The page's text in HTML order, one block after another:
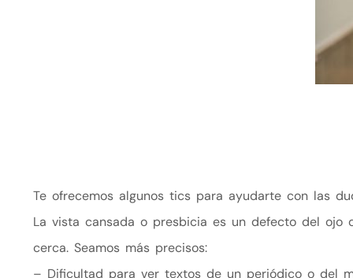
Te ofrecemos algunos tics para ayudarte con las
La vista cansada o presbicia es un defecto del
cerca. Seamos más precisos:
– Dificultad para ver textos de un periódico o del